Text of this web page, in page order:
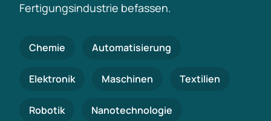
Fertigungsindustrie befassen.
Chemie Automatisierung
Elektronik Maschinen Textilien
Robotik Nanotechnologie